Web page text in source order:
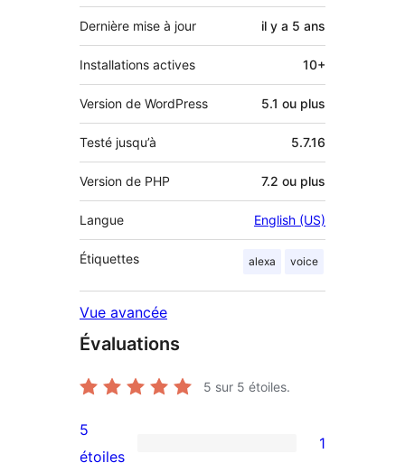
Dernière mise à jour il y a 5 ans
Installations actives 10+
Version de WordPress 5.1 ou plus
Testé jusqu’à 5.7.16
Version de PHP 7.2 ou plus
Langue English (US)
Étiquettes alexa voice
Vue avancée
Évaluations
5 sur 5 étoiles.
1
5
étoiles
1